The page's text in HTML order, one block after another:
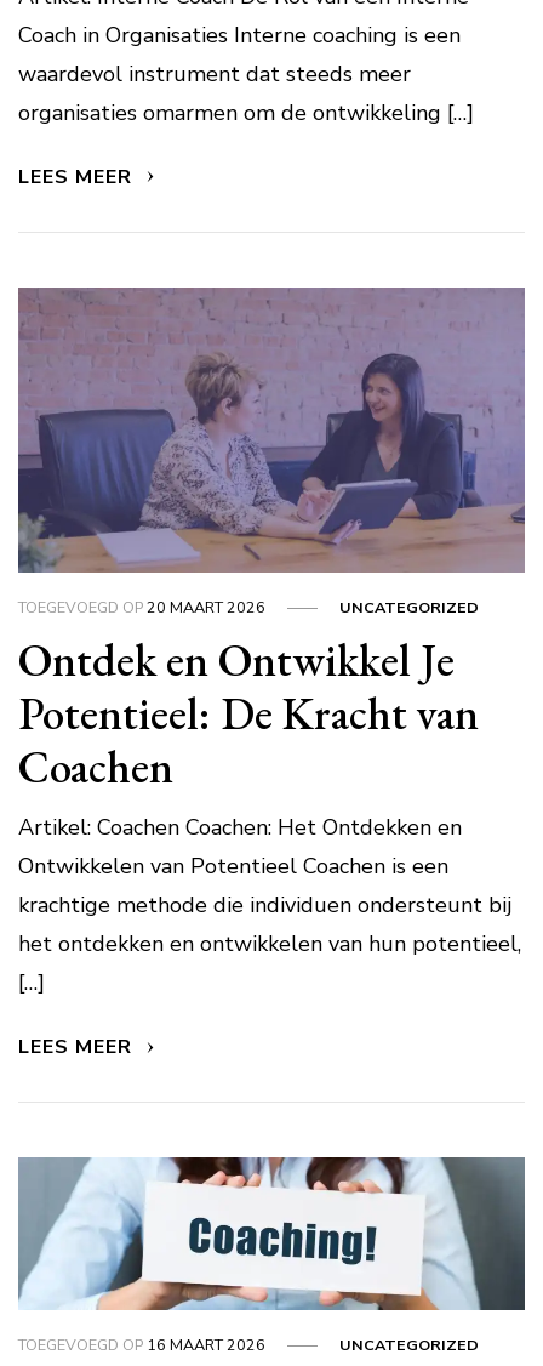
Coach in Organisaties Interne coaching is een
waardevol instrument dat steeds meer
organisaties omarmen om de ontwikkeling […]
LEES MEER
TOEGEVOEGD OP20 MAART 2026 UNCATEGORIZED
Ontdek en Ontwikkel Je
Potentieel: De Kracht van
Coachen
Artikel: Coachen Coachen: Het Ontdekken en
Ontwikkelen van Potentieel Coachen is een
krachtige methode die individuen ondersteunt bij
het ontdekken en ontwikkelen van hun potentieel,
[…]
LEES MEER
TOEGEVOEGD OP 16 MAART 2026 UNCATEGORIZED